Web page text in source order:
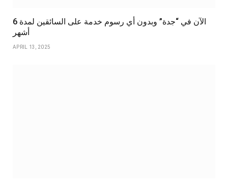
الآن في “جدة” وبدون أي رسوم خدمة على السائقين لمدة 6
أشهر
APRIL 13, 2025